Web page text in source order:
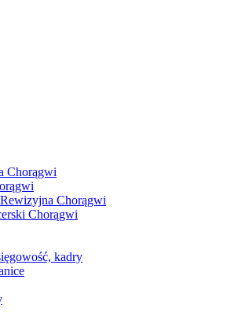
Chorągwi
Chorągwi
Chorągwi
kadry